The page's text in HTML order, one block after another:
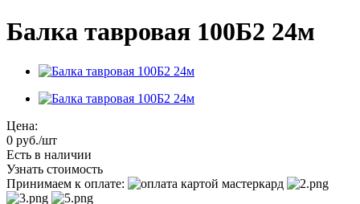
Балка тавровая 100Б2 24м
Цена:
0 руб./шт
Есть в наличии
Узнать стоимость
Принимаем к оплате: